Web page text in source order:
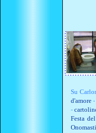
Su
d'amore
-
Festa